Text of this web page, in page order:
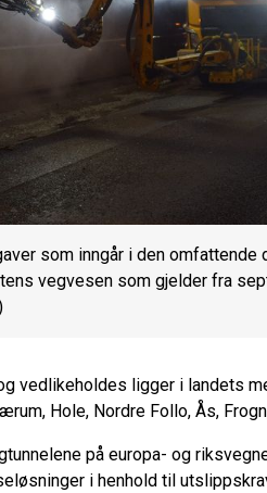
som inngår i den omfattende
vegvesen som gjelder fra
vedlikeholdes ligger i landets
Hole, Nordre Follo, Ås,
på europa- og
i henhold til